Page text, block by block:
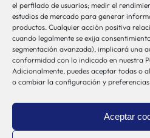
el perfilado de usuarios; medir el
estudios de mercado para generar
productos. Cualquier acción positiva
cuando legalmente se exija
segmentación avanzada), implicará una
conformidad con lo indicado en nuestra
Adicionalmente, puedes aceptar todas o
o cambiar la configuración y preferencias
Aceptar
Otros Enlaces
Osakidetza